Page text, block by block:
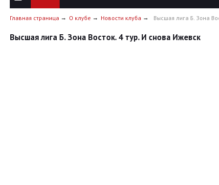
Главная страница О клубе Новости клуба Высшая лига Б. Зона
Высшая лига Б. Зона Восток. 4 тур. И снова Ижевск